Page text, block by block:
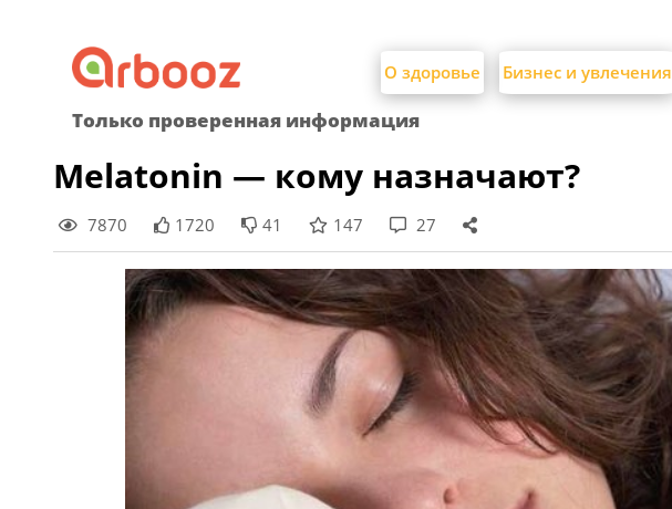
content
О здоровье Бизнес и увлечения
Только проверенная информация
Melatonin — кому назначают?
7870 1720 41 147 27